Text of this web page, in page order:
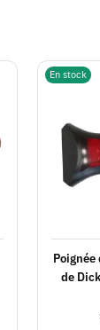
En stock
Poignée
de